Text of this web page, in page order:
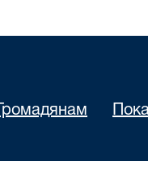
Громадянам